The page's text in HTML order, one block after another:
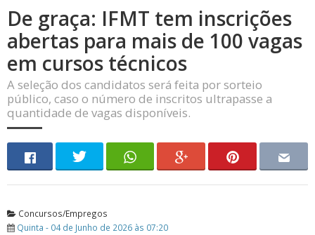
De graça: IFMT tem inscrições
abertas para mais de 100 vagas
em cursos técnicos
A seleção dos candidatos será feita por sorteio
público, caso o número de inscritos ultrapasse a
quantidade de vagas disponíveis.
Concursos/Empregos
Quinta - 04 de Junho de 2026 às 07:20